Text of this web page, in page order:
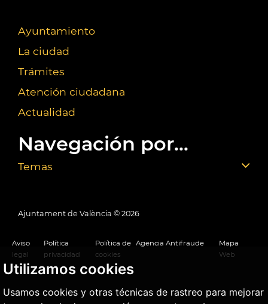
Utilizamos cookies
Usamos cookies y otras técnicas de rastreo para mejorar
Ayuntamiento
La ciudad
Trámites
Atención ciudadana
Actualidad
Navegación por...
Temas
Ajuntament de València © 2026
Aviso
legal
Política
privacidad
Política de
cookies
Agencia Antifraude
Mapa
Web